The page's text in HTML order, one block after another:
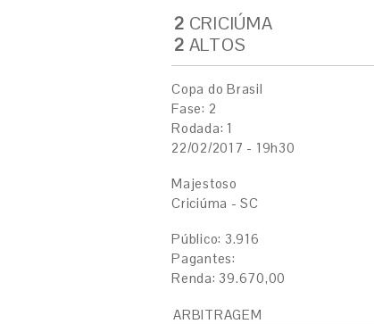
2 CRICIÚMA
2 ALTOS
Copa do Brasil
Fase: 2
Rodada: 1
22/02/2017 - 19h30
Majestoso
Criciúma - SC
Público: 3.916
Pagantes:
Renda: 39.670,00
ARBITRAGEM